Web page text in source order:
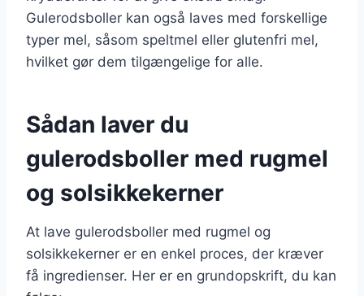
Gulerodsboller kan også laves med forskellige
typer mel, såsom speltmel eller glutenfri mel,
hvilket gør dem tilgængelige for alle.
Sådan laver du
gulerodsboller med rugmel
og solsikkekerner
At lave gulerodsboller med rugmel og
solsikkekerner er en enkel proces, der kræver
få ingredienser. Her er en grundopskrift, du kan